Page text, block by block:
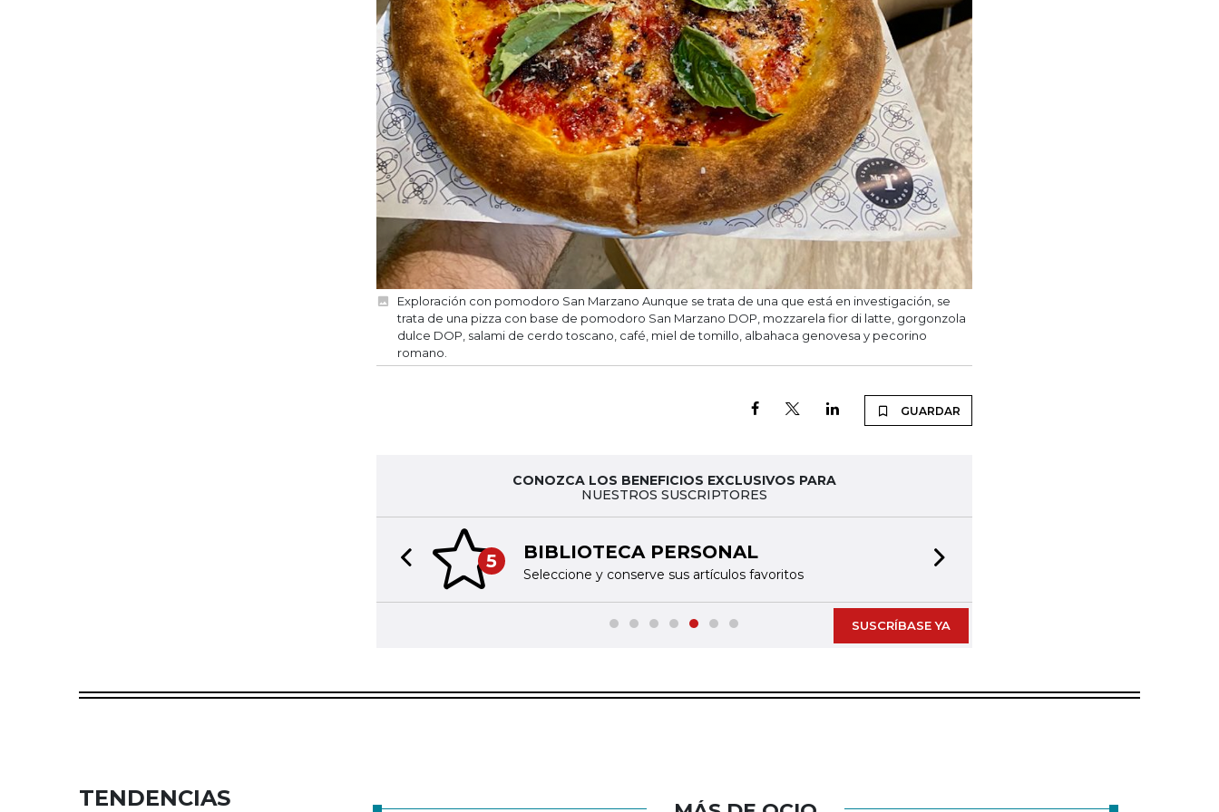
Exploración con pomodoro San Marzano Aunque se trata de una que está en investigación, se
trata de una pizza con base de pomodoro San Marzano DOP, mozzarela fior di latte, gorgonzola
dulce DOP, salami de cerdo toscano, café, miel de tomillo, albahaca genovesa y pecorino
romano.
GUARDAR
CONOZCA LOS BENEFICIOS EXCLUSIVOS PARA
NUESTROS SUSCRIPTORES
5 BIBLIOTECA PERSONAL
Seleccione y conserve sus artículos favoritos
Previous slide
SUSCRÍBASE YA
TENDENCIAS